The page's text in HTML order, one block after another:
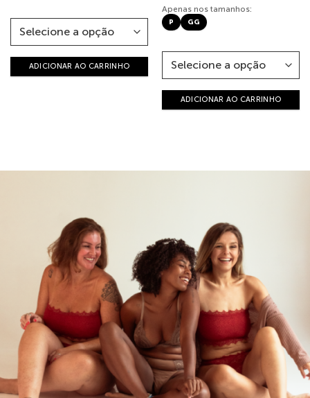
ADICIONAR AO CARRINHO
Apenas nos tamanhos:
P GG
ADICIONAR AO CARRINHO